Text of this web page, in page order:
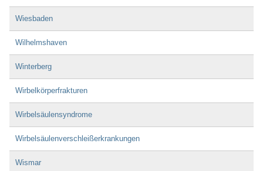
Wiesbaden
Wilhelmshaven
Winterberg
Wirbelkörperfrakturen
Wirbelsäulensyndrome
Wirbelsäulenverschleißerkrankungen
Wismar